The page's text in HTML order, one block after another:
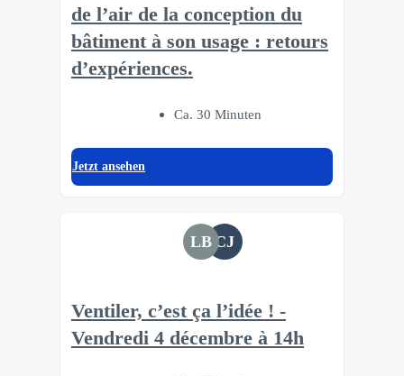
de l’air de la conception du
bâtiment à son usage : retours
d’expériences.
Ca. 30 Minuten
Jetzt ansehen
LB CJ
Ventiler, c’est ça l’idée ! -
Vendredi 4 décembre à 14h